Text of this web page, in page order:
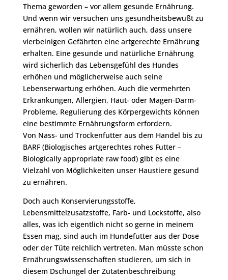
Thema geworden – vor allem gesunde Ernährung.
Und wenn wir versuchen uns gesundheitsbewußt zu
ernähren, wollen wir natürlich auch, dass unsere
vierbeinigen Gefährten eine artgerechte Ernährung
erhalten. Eine gesunde und natürliche Ernährung
wird sicherlich das Lebensgefühl des Hundes
erhöhen und möglicherweise auch seine
Lebenserwartung erhöhen. Auch die vermehrten
Erkrankungen, Allergien, Haut- oder Magen-Darm-
Probleme, Regulierung des Körpergewichts können
eine bestimmte Ernährungsform erfordern.
Von Nass- und Trockenfutter aus dem Handel bis zu
BARF (Biologisches artgerechtes rohes Futter –
Biologically appropriate raw food) gibt es eine
Vielzahl von Möglichkeiten unser Haustiere gesund
zu ernähren.
Doch auch Konservierungsstoffe,
Lebensmittelzusatzstoffe, Farb- und Lockstoffe, also
alles, was ich eigentlich nicht so gerne in meinem
Essen mag, sind auch im Hundefutter aus der Dose
oder der Tüte reichlich vertreten. Man müsste schon
Ernährungswissenschaften studieren, um sich in
diesem Dschungel der Zutatenbeschreibung